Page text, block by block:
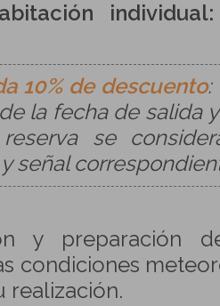
10% de descuento:
la fecha de salida
se
señal
y preparación
condiciones
realización.